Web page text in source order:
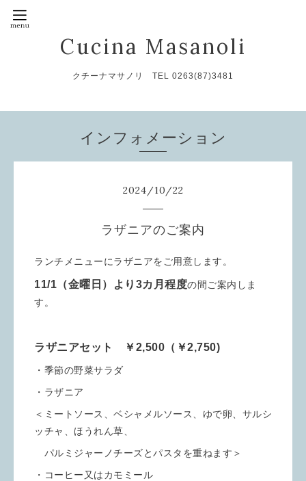
Cucina Masanoli
クチーナマサノリ TEL 0263(87)3481
インフォメーション
2024/10/22
ラザニアのご案内
ランチメニューにラザニアをご用意します。
11/1（金曜日）より3カ月程度の間ご案内しま
す。
ラザニアセット ￥2,500（￥2,750)
・季節の野菜サラダ
・ラザニア
＜ミートソース、ベシャメルソース、ゆで卵、サルシ
ッチャ、ほうれん草、
パルミジャーノチーズとパスタを重ねます＞
・コーヒー又はカモミール